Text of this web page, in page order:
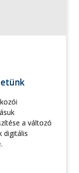
a változó
digitális